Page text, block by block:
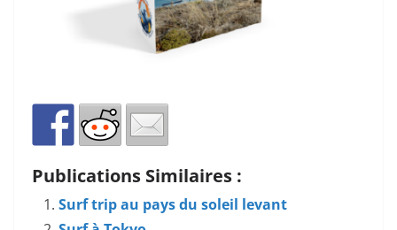
Publications Similaires :
Surf trip au pays du soleil levant